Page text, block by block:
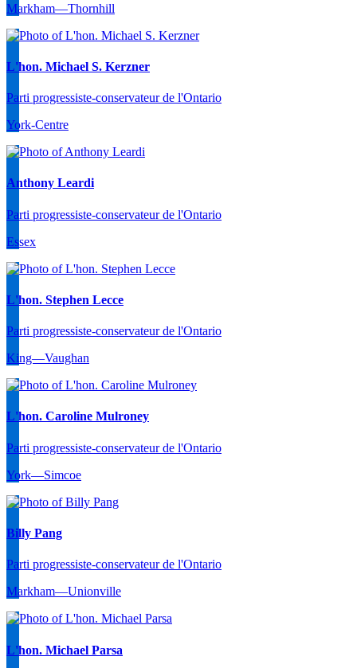
Markham—Thornhill
L'hon. Michael S. Kerzner
Parti progressiste-conservateur de l'Ontario
York-Centre
Anthony Leardi
Parti progressiste-conservateur de l'Ontario
Essex
L'hon. Stephen Lecce
Parti progressiste-conservateur de l'Ontario
King—Vaughan
L'hon. Caroline Mulroney
Parti progressiste-conservateur de l'Ontario
York—Simcoe
Billy Pang
Parti progressiste-conservateur de l'Ontario
Markham—Unionville
L'hon. Michael Parsa